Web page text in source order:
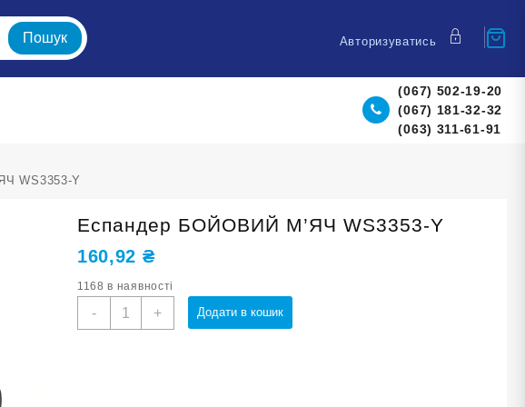
Пошук Авторизуватись
(067) 502-19-20
(067) 181-32-32
(063) 311-61-91
WS3353-Y
Еспандер БОЙОВИЙ М’ЯЧ WS3353-Y
160,92 ₴
1168 в наявності
-
Еспандер
+ Додати в кошик